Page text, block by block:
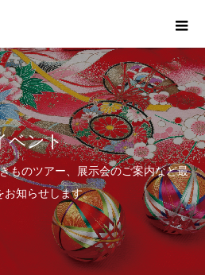
ベント
ものツアー、展示会のご案内など最
お知らせします。